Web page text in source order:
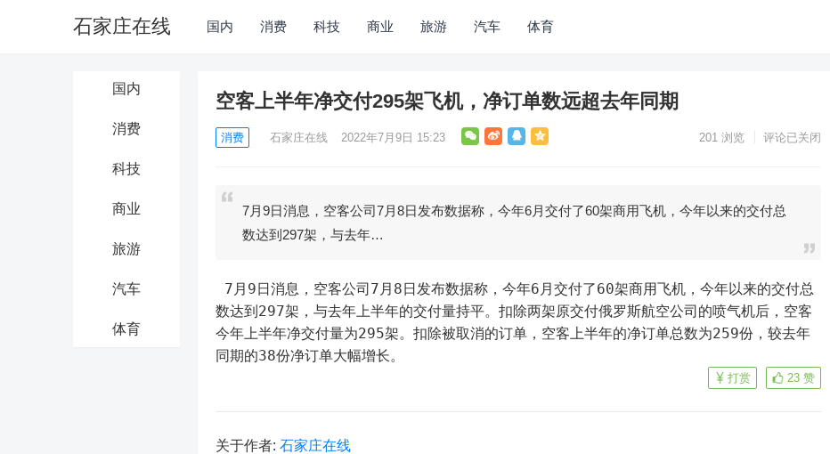
石家庄在线 国内 消费 科技 商业 旅游 汽车 体育
国内
消费
科技
商业
旅游
汽车
体育
空客上半年净交付295架飞机，净订单数远超去年同期
消费 石家庄在线 2022年7月9日 15:23 201 浏览 评论已关闭
7月9日消息，空客公司7月8日发布数据称，今年6月交付了60架商用飞机，今年以来的交付总
数达到297架，与去年…
数达到297架，与去年上半年的交付量持平。扣除两架原交付俄罗斯航空公司的喷气机后，空客
今年上半年净交付量为295架。扣除被取消的订单，空客上半年的净订单总数为259份，较去年
同期的38份净订单大幅增长。
23 赞
打赏
关于作者: 石家庄在线